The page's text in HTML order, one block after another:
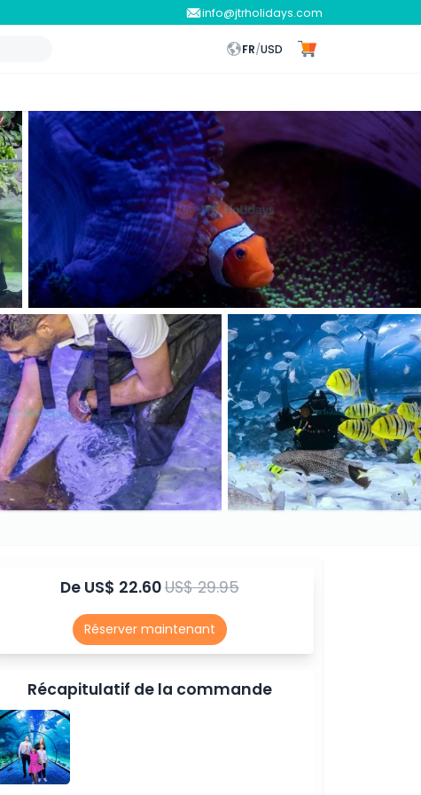
info@jtrholidays.com
FR/USD
De US$ 22.60US$ 29.95
Réserver maintenant
Récapitulatif de la commande